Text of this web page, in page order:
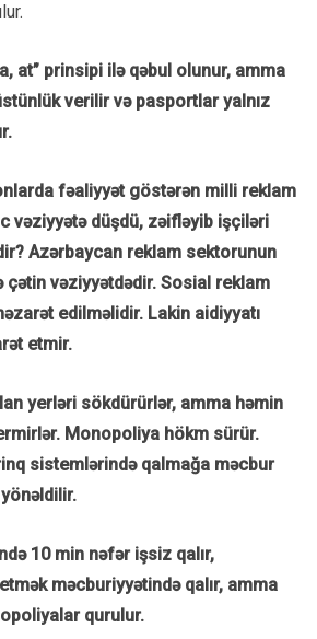
at” prinsipi ilə qəbul olunur, amma
verilir və pasportlar yalnız
fəaliyyət göstərən milli reklam
vəziyyətə düşdü, zəifləyib işçiləri
Azərbaycan reklam sektorunun
çətin vəziyyətdədir. Sosial reklam
edilməlidir. Lakin aidiyyatı
etmir.
yerləri sökdürürlər, amma həmin
Monopoliya hökm sürür.
sistemlərində qalmağa məcbur
10 min nəfər işsiz qalır,
məcburiyyətində qalır, amma
qurulur.